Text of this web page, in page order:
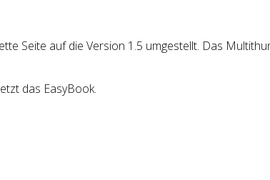
Seite auf die Version 1.5 umgestellt. Das
das EasyBook.